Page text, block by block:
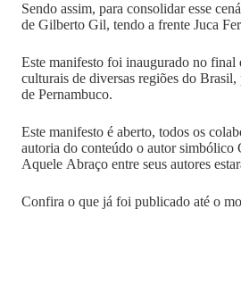
Sendo assim, para consolidar esse
de Gilberto Gil, tendo a frente Juca
Este manifesto foi inaugurado no final
culturais de diversas regiões do
de Pernambuco.
Este manifesto é aberto, todos os
autoria do conteúdo o autor
Aquele Abraço entre seus autores
Confira o que já foi publicado até o